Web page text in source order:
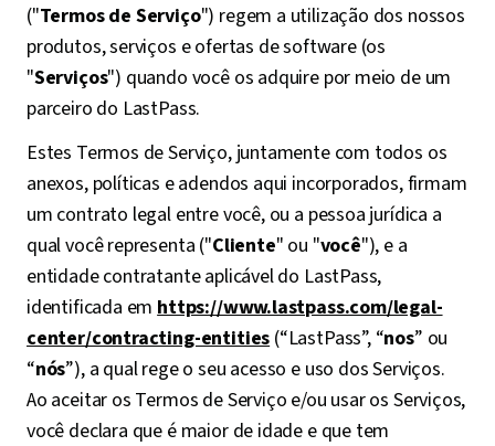
("Termos de Serviço") regem a utilização dos nossos
produtos, serviços e ofertas de software (os
"Serviços") quando você os adquire por meio de um
parceiro do LastPass.
Estes Termos de Serviço, juntamente com todos os
anexos, políticas e adendos aqui incorporados, firmam
um contrato legal entre você, ou a pessoa jurídica a
qual você representa ("Cliente" ou "você"), e a
entidade contratante aplicável do LastPass,
identificada emhttps://www.lastpass.com/legal-
center/contracting-entities(“LastPass”, “nos” ou
“nós”), a qual rege o seu acesso e uso dos Serviços.
Ao aceitar os Termos de Serviço e/ou usar os Serviços,
você declara que é maior de idade e que tem